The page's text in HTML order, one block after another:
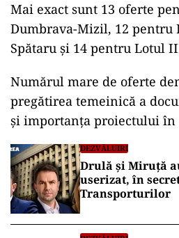
Mai exact sunt 13 oferte
Dumbrava-Mizil, 12
Spătaru și 14 pentru Lotul
Numărul mare de oferte
pregătirea temeinică a
și importanța proiectului în
DEZVĂLUIRI
Drulă și Miruță
userizat, în
Transporturilor